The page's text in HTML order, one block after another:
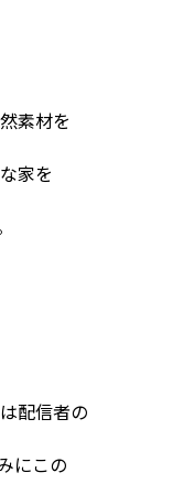
素材を
家を
配信者の
にこの